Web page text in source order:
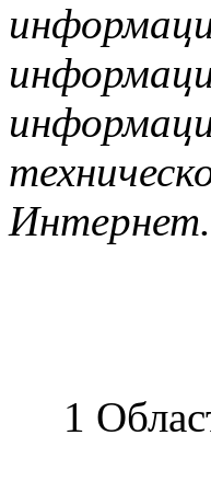
Интернет.
1